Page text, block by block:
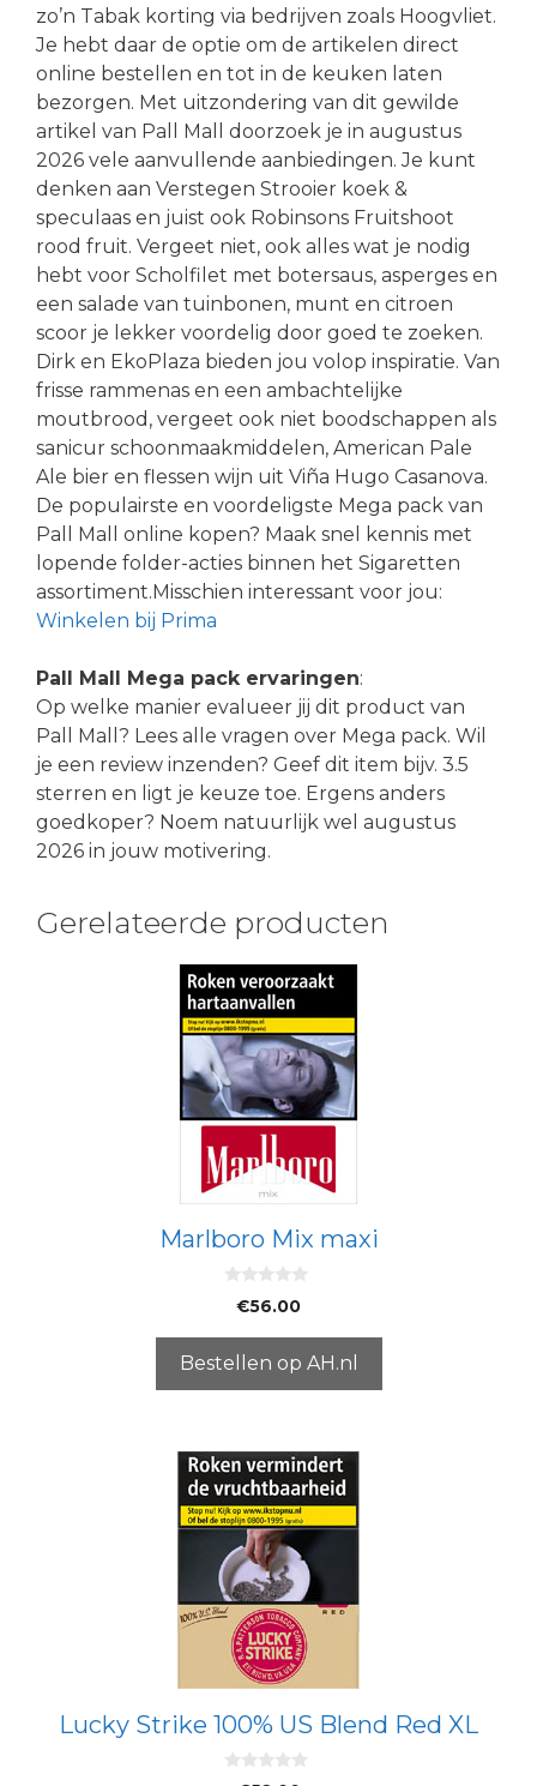
zo’n Tabak korting via bedrijven zoals Hoogvliet.
Je hebt daar de optie om de artikelen direct
online bestellen en tot in de keuken laten
bezorgen. Met uitzondering van dit gewilde
artikel van Pall Mall doorzoek je in augustus
2026 vele aanvullende aanbiedingen. Je kunt
denken aan Verstegen Strooier koek &
speculaas en juist ook Robinsons Fruitshoot
rood fruit. Vergeet niet, ook alles wat je nodig
hebt voor Scholfilet met botersaus, asperges en
een salade van tuinbonen, munt en citroen
scoor je lekker voordelig door goed te zoeken.
Dirk en EkoPlaza bieden jou volop inspiratie. Van
frisse rammenas en een ambachtelijke
moutbrood, vergeet ook niet boodschappen als
sanicur schoonmaakmiddelen, American Pale
Ale bier en flessen wijn uit Viña Hugo Casanova.
De populairste en voordeligste Mega pack van
Pall Mall online kopen? Maak snel kennis met
lopende folder-acties binnen het Sigaretten
assortiment.Misschien interessant voor jou:
Winkelen bij Prima
Pall Mall Mega pack ervaringen:
Op welke manier evalueer jij dit product van
Pall Mall? Lees alle vragen over Mega pack. Wil
je een review inzenden? Geef dit item bijv. 3.5
sterren en ligt je keuze toe. Ergens anders
goedkoper? Noem natuurlijk wel augustus
2026 in jouw motivering.
Gerelateerde producten
Marlboro Mix maxi
5
€56.00
Bestellen op AH.nl
Lucky Strike 100% US Blend Red XL